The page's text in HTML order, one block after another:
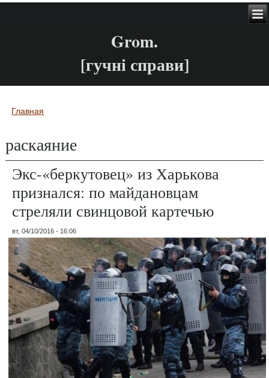
Grom.
[гучні справи]
Вы здесь
Главная
раскаяние
Экс-«беркутовец» из Харькова
признался: по майдановцам
стреляли свинцовой картечью
вт, 04/10/2016 - 16:06